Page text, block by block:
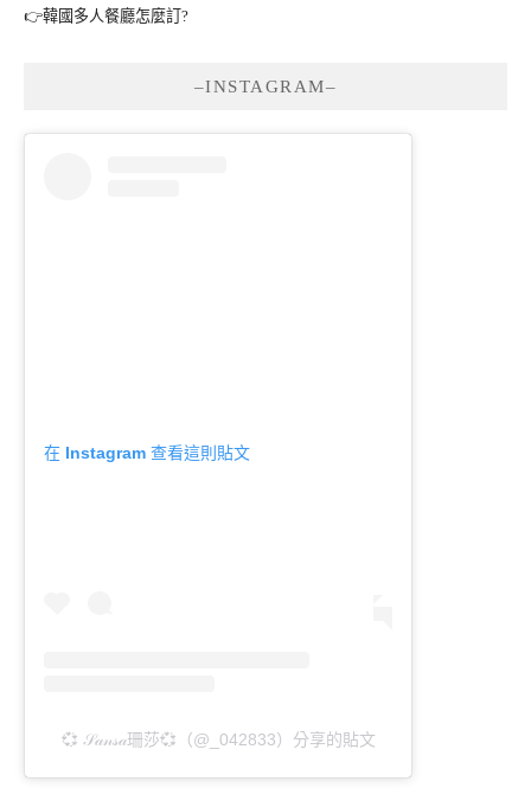
👉韓國多人餐廳怎麼訂?
–INSTAGRAM–
在 Instagram 查看這則貼文
💞 𝒮𝒶𝓃𝓈𝒶珊莎💞（@_042833）分享的貼文